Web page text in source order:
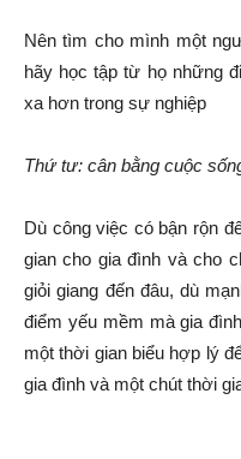
Nên tìm cho mình một
hãy học tập từ họ những
xa hơn trong sự nghiệp
Thứ tư: cân bằng cuộc
Dù công việc có bận rộn
gian cho gia đình và cho
giỏi giang đến đâu, dù
điểm yếu mềm mà gia
một thời gian biểu hợp lý
gia đình và một chút thời